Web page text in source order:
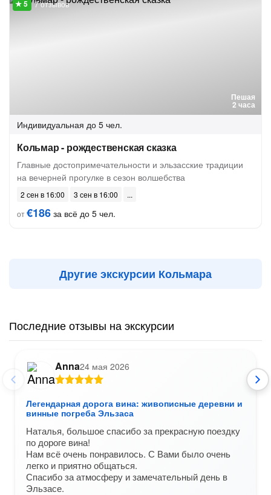
Пешая
2 часа
7 отзывов
Индивидуальная до 5 чел.
Кольмар - рождественская сказка
Главные достопримечательности и эльзасские традиции
на вечерней прогулке в сезон волшебства
2 сен в 16:00
3 сен в 16:00
от€186 за всё до 5 чел.
Другие экскурсии Кольмара
Последние отзывы на экскурсии
Anna24 мая 2026
Легендарная дорога вина: живописные деревни и
винные погреба Эльзаса
Наталья, большое спасибо за прекрасную поездку
по дороге вина!
Нам всё очень понравилось. С Вами было очень
легко и приятно общаться.
Спасибо за атмосферу и замечательный день в
Эльзасе.